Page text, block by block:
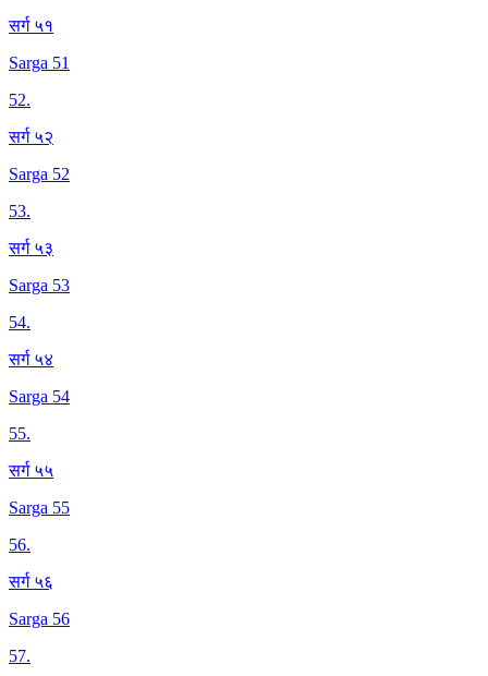
सर्ग ५१
Sarga 51
52.
सर्ग ५२
Sarga 52
53.
सर्ग ५३
Sarga 53
54.
सर्ग ५४
Sarga 54
55.
सर्ग ५५
Sarga 55
56.
सर्ग ५६
Sarga 56
57.